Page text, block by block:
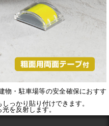
物・駐車場等の安全確保におすす
っかり貼り付けできます。
を反射します。